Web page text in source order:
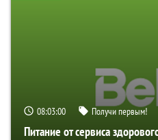
08:02:59 Получи первым!
Питание от сервиса